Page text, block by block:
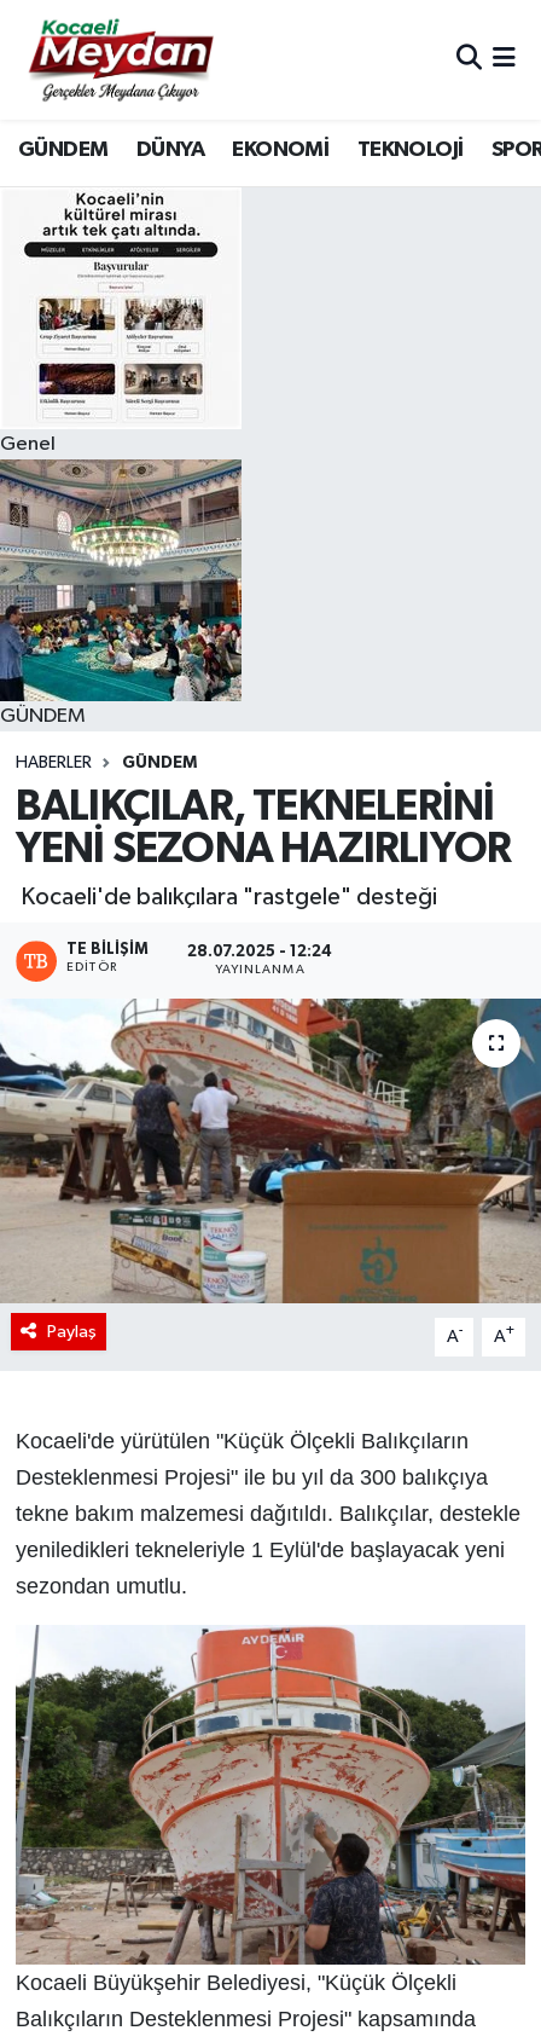
GÜNDEM DÜNYA EKONOMİ TEKNOLOJİ
Genel
GÜNDEM
HABERLER GÜNDEM
BALIKÇILAR, TEKNELERİNİ
YENİ SEZONA HAZIRLIYOR
Kocaeli'de balıkçılara "rastgele" desteği
TE BILIŞIM
EDITÖR
28.07.2025 - 12:24
YAYINLANMA
Paylaş A- A+
Kocaeli'de yürütülen "Küçük Ölçekli Balıkçıların
Desteklenmesi Projesi" ile bu yıl da 300 balıkçıya
tekne bakım malzemesi dağıtıldı. Balıkçılar, destekle
yeniledikleri tekneleriyle 1 Eylül'de başlayacak yeni
sezondan umutlu.
Kocaeli Büyükşehir Belediyesi, "Küçük Ölçekli
Balıkçıların Desteklenmesi Projesi" kapsamında
Nöbetçi Eczaneler
Hava Durumu
Trafik Durumu
Süper Lig Puan Durumu ve Fikstür
Tüm Manşetler
Son Dakika Haberleri
Haber Arşivi